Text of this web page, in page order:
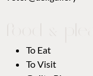
To Eat
To Visit